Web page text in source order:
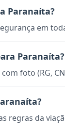
Paranaíta?
em
Paranaíta?
foto (RG,
regras da